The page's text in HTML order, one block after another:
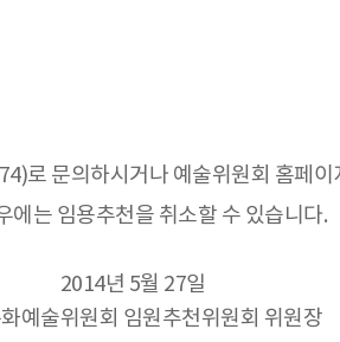
로 문의하시거나 예술위원회 홈페이
에는 임용추천을 취소할 수 있습니다.
2014년 5월 27일
예술위원회 임원추천위원회 위원장